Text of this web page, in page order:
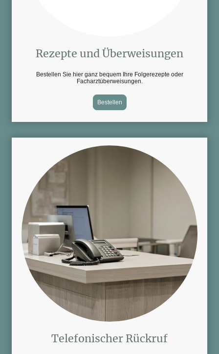
Rezepte und Überweisungen
Bestellen Sie hier ganz bequem Ihre Folgerezepte oder
Facharztüberweisungen.
Bestellen
Telefonischer Rückruf